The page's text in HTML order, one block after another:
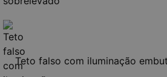
Teto falso com iluminação